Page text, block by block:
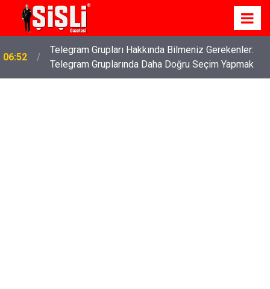
06:52
Telegram Grupları Hakkında Bilmeniz Gerekenler:
Telegram Gruplarında Daha Doğru Seçim Yapmak